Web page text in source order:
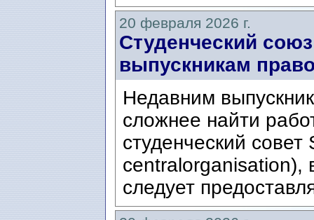
20 февраля 2026 г.
Студенческий
выпускникам
Недавним
сложнее найти
студенческий
centralorganisation),
следует